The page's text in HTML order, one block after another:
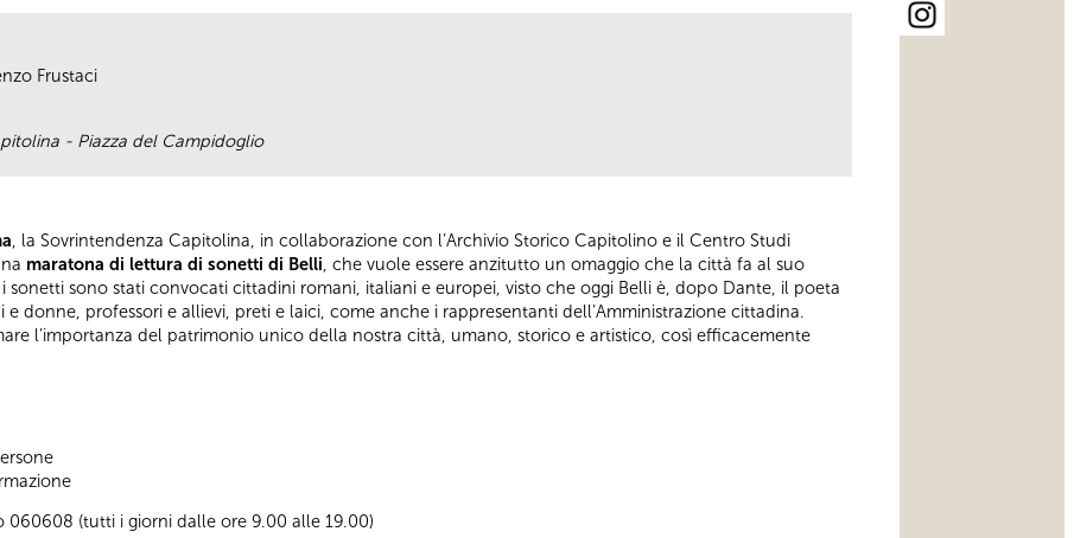
Frustaci
- Piazza del Campidoglio
, la Sovrintendenza Capitolina, in collaborazione con l’Archivio Storico Capitolino e il Centro Studi
maratona di lettura di sonetti di Belli, che vuole essere anzitutto un omaggio che la città fa al suo
sonetti sono stati convocati cittadini romani, italiani e europei, visto che oggi Belli è, dopo Dante, il poeta
donne, professori e allievi, preti e laici, come anche i rappresentanti dell’Amministrazione cittadina.
l’importanza del patrimonio unico della nostra città, umano, storico e artistico, così efficacemente
(tutti i giorni dalle ore 9.00 alle 19.00)